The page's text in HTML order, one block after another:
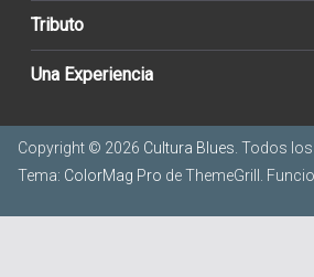
Tributo
Una Experiencia
Copyright © 2026 Cultura Blues. Todos
Tema: ColorMag Pro de ThemeGrill.